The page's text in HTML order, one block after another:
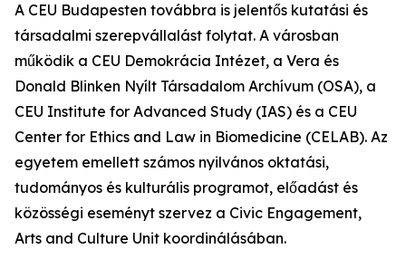
A CEU Budapesten továbbra is jelentős kutatási és
társadalmi szerepvállalást folytat. A városban
működik a CEU Demokrácia Intézet, a Vera és
Donald Blinken Nyílt Társadalom Archívum (OSA), a
CEU Institute for Advanced Study (IAS) és a CEU
Center for Ethics and Law in Biomedicine (CELAB). Az
egyetem emellett számos nyilvános oktatási,
tudományos és kulturális programot, előadást és
közösségi eseményt szervez a Civic Engagement,
Arts and Culture Unit koordinálásában.